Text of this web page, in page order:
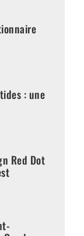
: une
Red Dot